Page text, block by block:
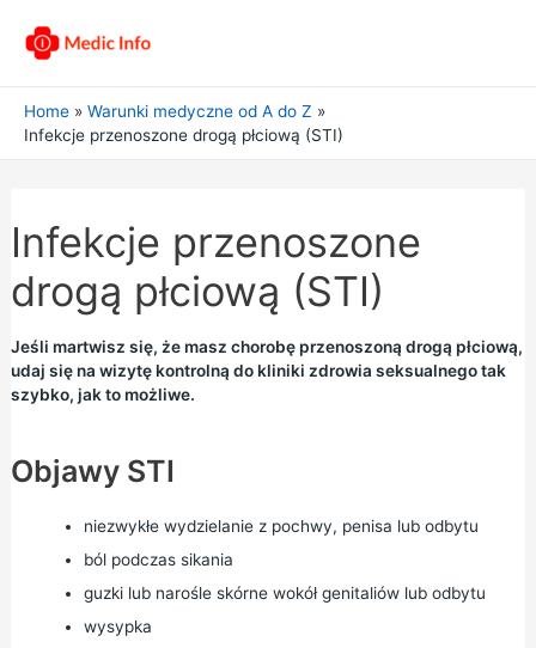
Home
Warunki medyczne od A do Z
Infekcje przenoszone drogą płciową (STI)
Infekcje przenoszone
drogą płciową (STI)
Jeśli martwisz się, że masz chorobę przenoszoną drogą płciową,
udaj się na wizytę kontrolną do kliniki zdrowia seksualnego tak
szybko, jak to możliwe.
Objawy STI
niezwykłe wydzielanie z pochwy, penisa lub odbytu
ból podczas sikania
guzki lub narośle skórne wokół genitaliów lub odbytu
wysypka